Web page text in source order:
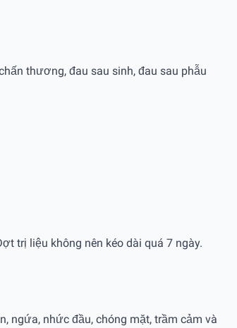
thương, đau sau sinh, đau sau phẫu
trị liệu không nên kéo dài quá 7 ngày.
ngứa, nhức đầu, chóng mặt, trầm cảm và